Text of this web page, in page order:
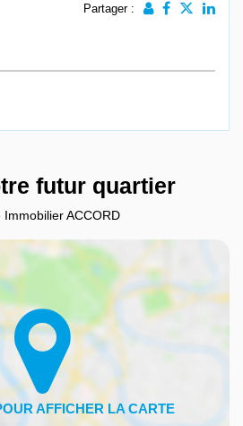
Partager :
futur quartier
ACCORD